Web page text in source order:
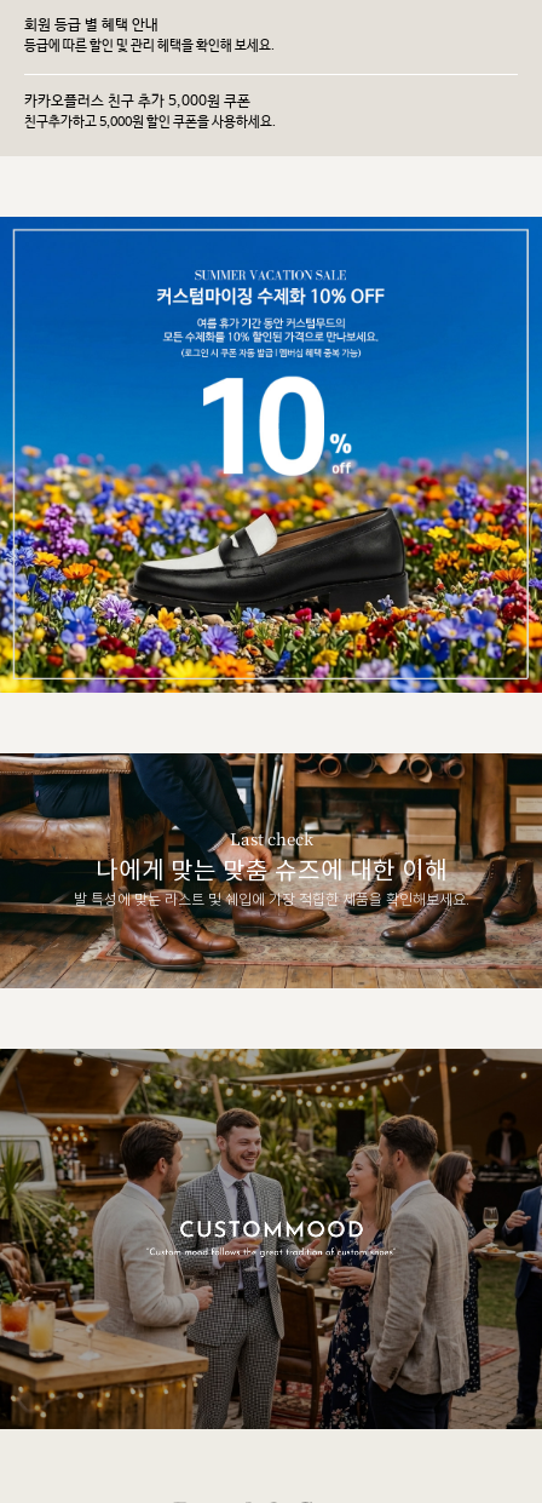
회원 등급 별 혜택 안내
등급에 따른 할인 및 관리 헤택을 확인해 보세요.
카카오플러스 친구 추가 5,000원 쿠폰
친구추가하고 5,000원 할인 쿠폰을 사용하세요.
Last check
나에게 맞는 맞춤 슈즈에 대한 이해
발 특성에 맞는 라스트 및 쉐입에 가장 적합한 제품을 확인해보세요.